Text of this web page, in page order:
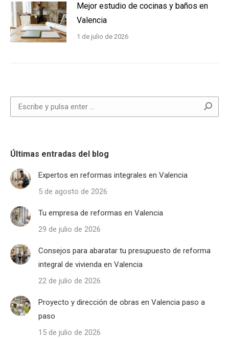
Mejor estudio de cocinas y baños en
Valencia
1 de julio de 2026
Buscar:
Últimas entradas del blog
Expertos en reformas integrales en Valencia
5 de agosto de 2026
Tu empresa de reformas en Valencia
29 de julio de 2026
Consejos para abaratar tu presupuesto de reforma
integral de vivienda en Valencia
22 de julio de 2026
Proyecto y dirección de obras en Valencia paso a
paso
15 de julio de 2026